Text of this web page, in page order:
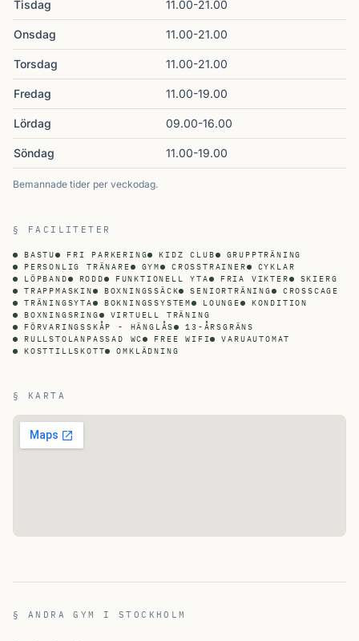
Tisdag 11.00-21.00
Onsdag 11.00-21.00
Torsdag 11.00-21.00
Fredag 11.00-19.00
Lördag 09.00-16.00
Söndag 11.00-19.00
Bemannade tider per veckodag.
§ FACILITETER
BASTU FRI PARKERING KIDZ CLUB
GRUPPTRÄNING
PERSONLIG TRÄNARE
GYM CROSSTRAINER
CYKLAR
LÖPBAND
RODD FUNKTIONELL YTA FRIA VIKTER
SKIERG
TRAPPMASKIN
BOXNINGSSÄCK SENIORTRÄNING
CROSSCAGE
TRÄNINGSYTA
BOKNINGSSYSTEM LOUNGE
KONDITION
BOXNINGSRING
VIRTUELL TRÄNING
FÖRVARINGSSKÅP - HÄNGLÅS
13-ÅRSGRÄNS
RULLSTOLANPASSAD WC
FREE WIFI
VARUAUTOMAT
KOSTTILLSKOTT
OMKLÄDNING
§ KARTA
§ ANDRA GYM I STOCKHOLM